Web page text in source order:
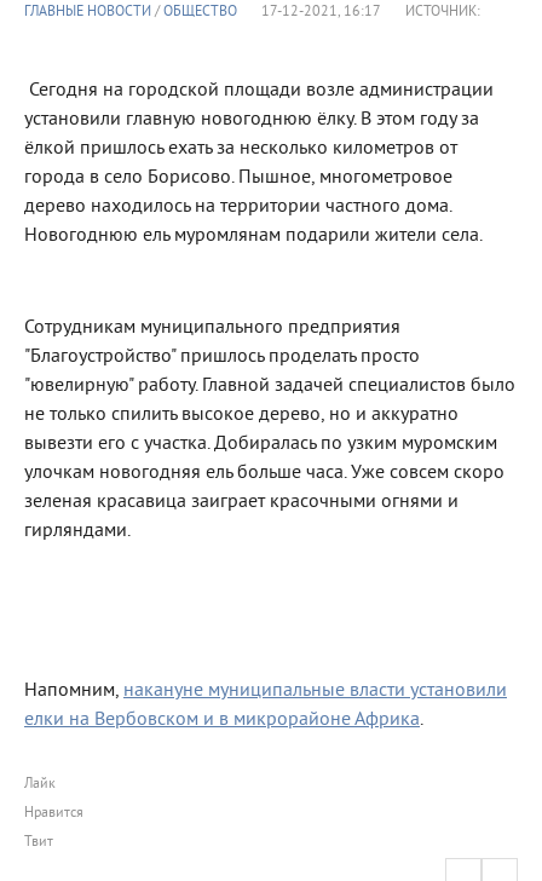
ГЛАВНЫЕ НОВОСТИ/ ОБЩЕСТВО 17-12-2021, 16:17 ИСТОЧНИК:
Сегодня на городской площади возле администрации
установили главную новогоднюю ёлку. В этом году за
ёлкой пришлось ехать за несколько километров от
города в село Борисово. Пышное, многометровое
дерево находилось на территории частного дома.
Новогоднюю ель муромлянам подарили жители села.
Сотрудникам муниципального предприятия
"Благоустройство" пришлось проделать просто
"ювелирную" работу. Главной задачей специалистов было
не только спилить высокое дерево, но и аккуратно
вывезти его с участка. Добиралась по узким муромским
улочкам новогодняя ель больше часа. Уже совсем скоро
зеленая красавица заиграет красочными огнями и
гирляндами.
Напомним, накануне муниципальные власти установили
елки на Вербовском и в микрорайоне Африка.
Лайк
Нравится
Твит